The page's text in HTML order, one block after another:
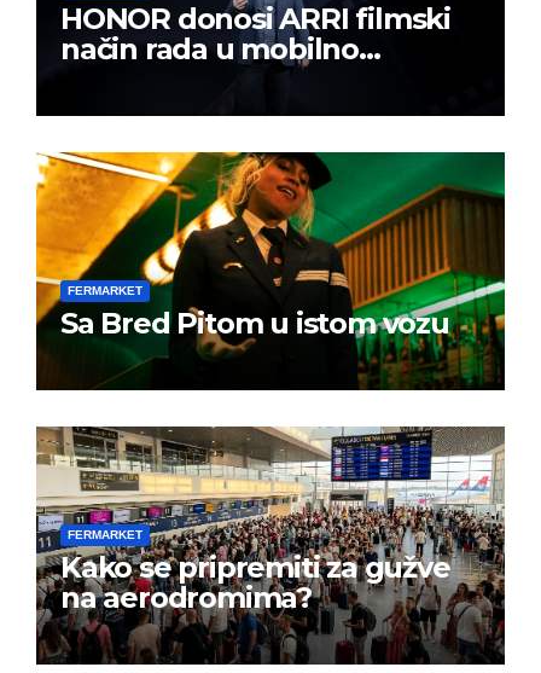
HONOR donosi ARRI filmski
način rada u mobilno
kreiranje sadržaja
FERMARKET
Sa Bred Pitom u istom vozu
FERMARKET
Kako se pripremiti za gužve
na aerodromima?